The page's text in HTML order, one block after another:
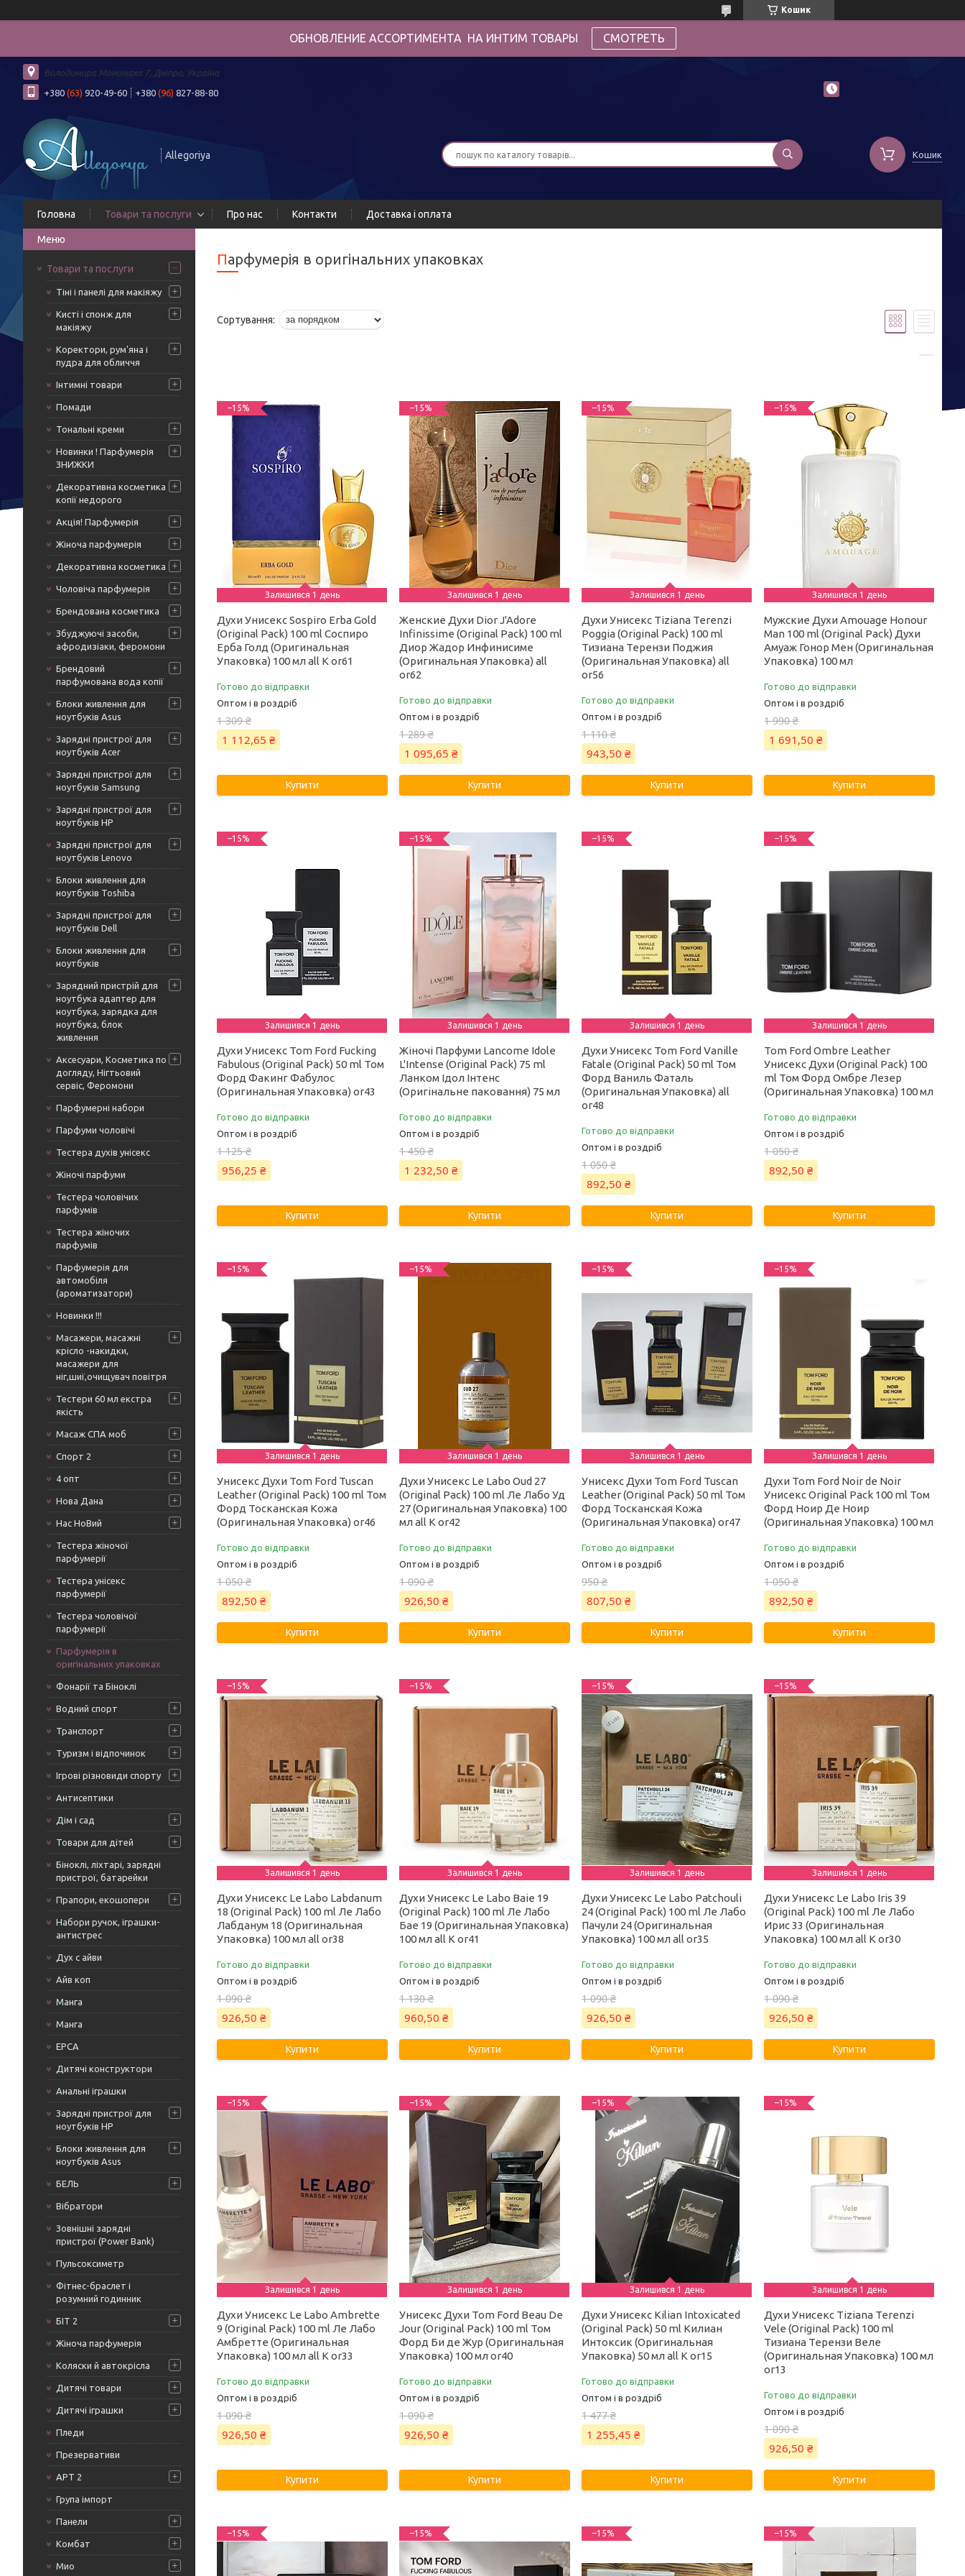
Кошик
ОБНОВЛЕНИЕ АССОРТИМЕНТА НА ИНТИМ ТОВАРЫ СМОТРЕТЬ
Володимира Мономаха 7, Дніпро, Україна
+380 (63) 920-49-60 +380 (96) 827-88-80
Allegoriya Кошик
Головна Товари та послуги Про нас Контакти Доставка і оплата
Товари та послуги
Тіні і панелі для макіяжу
Кисті і спонж для
макіяжу
Коректори, рум'яна і
пудра для обличчя
Інтимні товари
Помади
Тональні креми
Новинки ! Парфумерія
ЗНИЖКИ
Декоративна косметика
копії недорого
Акція! Парфумерія
Жіноча парфумерія
Декоративна косметика
Чоловіча парфумерія
Брендована косметика
Збуджуючі засоби,
афродизіаки, феромони
Брендовий
парфумована вода копії
Блоки живлення для
ноутбуків Asus
Зарядні пристрої для
ноутбуків Acer
Зарядні пристрої для
ноутбуків Samsung
Зарядні пристрої для
ноутбуків HP
Зарядні пристрої для
ноутбуків Lenovo
Блоки живлення для
ноутбуків Toshiba
Зарядні пристрої для
ноутбуків Dell
Блоки живлення для
ноутбуків
Зарядний пристрій для
ноутбука адаптер для
ноутбука, зарядка для
ноутбука, блок
живлення
Аксесуари, Косметика по
догляду, Нігтьовий
сервіс, Феромони
Парфумерні набори
Парфуми чоловічі
Тестера духів унісекс
Жіночі парфуми
Тестера чоловічих
парфумів
Тестера жіночих
парфумів
Парфумерія для
автомобіля
(ароматизатори)
Новинки !!!
Масажери, масажні
крісло -накидки,
масажери для
ніг,шиї,очищувач повітря
Тестери 60 мл екстра
якість
Масаж СПА моб
Спорт 2
4 опт
Нова Дана
Нас НоВий
Тестера жіночої
парфумерії
Тестера унісекс
парфумерії
Тестера чоловічої
парфумерії
Парфумерія в
оригінальних упаковках
Фонарії та Біноклі
Водний спорт
Транспорт
Туризм і відпочинок
Ігрові різновиди спорту
Антисептики
Дім і сад
Товари для дітей
Біноклі, ліхтарі, зарядні
пристрої, батарейки
Прапори, екошопери
Набори ручок, іграшки-
антистрес
Дух с айви
Айв коп
Манга
Манга
ЕРСА
Дитячі конструктори
Анальні іграшки
Зарядні пристрої для
ноутбуків HP
Блоки живлення для
ноутбуків Asus
БЕЛЬ
Вібратори
Зовнішні зарядні
пристрої (Power Bank)
Пульсоксиметр
Фітнес-браслет і
розумний годинник
БІТ 2
Жіноча парфумерія
Коляски й автокрісла
Дитячі товари
Дитячі іграшки
Пледи
Презервативи
АРТ 2
Група імпорт
Панели
Комбат
Мио
Парфумерія в оригінальних упаковках
–15%
Залишився 1 день
Духи Унисекс Sospiro Erba Gold
(Original Pack) 100 ml Соспиро
Ерба Голд (Оригинальная
Упаковка) 100 мл all К or61
Готово до відправки
Оптом і в роздріб
1 309 ₴
1 112,65 ₴
Купити
–15%
Залишився 1 день
Женские Духи Dior J'Adore
Infinissime (Original Pack) 100 ml
Диор Жадор Инфинисиме
(Оригинальная Упаковка) all
or62
Готово до відправки
Оптом і в роздріб
1 289 ₴
1 095,65 ₴
Купити
–15%
Залишився 1 день
Духи Унисекс Tiziana Terenzi
Poggia (Original Pack) 100 ml
Тизиана Терензи Поджия
(Оригинальная Упаковка) all
or56
Готово до відправки
Оптом і в роздріб
1 110 ₴
943,50 ₴
Купити
–15%
Залишився 1 день
Мужские Духи Amouage Honour
Man 100 ml (Original Pack) Духи
Амуаж Гонор Мен (Оригинальная
Упаковка) 100 мл
Готово до відправки
Оптом і в роздріб
1 990 ₴
1 691,50 ₴
Купити
–15%
Залишився 1 день
Духи Унисекс Tom Ford Fucking
Fabulous (Original Pack) 50 ml Том
Форд Факинг Фабулос
(Оригинальная Упаковка) or43
Готово до відправки
Оптом і в роздріб
1 125 ₴
956,25 ₴
Купити
–15%
Залишився 1 день
Жіночі Парфуми Lancome Idole
L'Intense (Original Pack) 75 ml
Ланком Ідол Інтенс
(Оригінальне паковання) 75 мл
Готово до відправки
Оптом і в роздріб
1 450 ₴
1 232,50 ₴
Купити
–15%
Залишився 1 день
Духи Унисекс Tom Ford Vanille
Fatale (Original Pack) 50 ml Том
Форд Ваниль Фаталь
(Оригинальная Упаковка) all
or48
Готово до відправки
Оптом і в роздріб
1 050 ₴
892,50 ₴
Купити
–15%
Залишився 1 день
Tom Ford Ombre Leather
Унисекс Духи (Original Pack) 100
ml Том Форд Омбре Лезер
(Оригинальная Упаковка) 100 мл
Готово до відправки
Оптом і в роздріб
1 050 ₴
892,50 ₴
Купити
–15%
Залишився 1 день
Унисекс Духи Tom Ford Tuscan
Leather (Original Pack) 100 ml Том
Форд Тосканская Кожа
(Оригинальная Упаковка) or46
Готово до відправки
Оптом і в роздріб
1 050 ₴
892,50 ₴
Купити
–15%
Залишився 1 день
Духи Унисекс Le Labo Oud 27
(Original Pack) 100 ml Ле Лабо Уд
27 (Оригинальная Упаковка) 100
мл all К or42
Готово до відправки
Оптом і в роздріб
1 090 ₴
926,50 ₴
Купити
–15%
Залишився 1 день
Унисекс Духи Tom Ford Tuscan
Leather (Original Pack) 50 ml Том
Форд Тосканская Кожа
(Оригинальная Упаковка) or47
Готово до відправки
Оптом і в роздріб
950 ₴
807,50 ₴
Купити
–15%
Залишився 1 день
Духи Tom Ford Noir de Noir
Унисекс Original Pack 100 ml Том
Форд Ноир Де Ноир
(Оригинальная Упаковка) 100 мл
Готово до відправки
Оптом і в роздріб
1 050 ₴
892,50 ₴
Купити
–15%
Залишився 1 день
Духи Унисекс Le Labo Labdanum
18 (Original Pack) 100 ml Ле Лабо
Лабданум 18 (Оригинальная
Упаковка) 100 мл all or38
Готово до відправки
Оптом і в роздріб
1 090 ₴
926,50 ₴
Купити
–15%
Залишився 1 день
Духи Унисекс Le Labo Baie 19
(Original Pack) 100 ml Ле Лабо
Бае 19 (Оригинальная Упаковка)
100 мл all К or41
Готово до відправки
Оптом і в роздріб
1 130 ₴
960,50 ₴
Купити
–15%
Залишився 1 день
Духи Унисекс Le Labo Patchouli
24 (Original Pack) 100 ml Ле Лабо
Пачули 24 (Оригинальная
Упаковка) 100 мл all or35
Готово до відправки
Оптом і в роздріб
1 090 ₴
926,50 ₴
Купити
–15%
Залишився 1 день
Духи Унисекс Le Labo Iris 39
(Original Pack) 100 ml Ле Лабо
Ирис 33 (Оригинальная
Упаковка) 100 мл all К or30
Готово до відправки
Оптом і в роздріб
1 090 ₴
926,50 ₴
Купити
–15%
Залишився 1 день
Духи Унисекс Le Labo Ambrette
9 (Original Pack) 100 ml Ле Лабо
Амбретте (Оригинальная
Упаковка) 100 мл all К or33
Готово до відправки
Оптом і в роздріб
1 090 ₴
926,50 ₴
Купити
–15%
Залишився 1 день
Унисекс Духи Tom Ford Beau De
Jour (Original Pack) 100 ml Том
Форд Би де Жур (Оригинальная
Упаковка) 100 мл or40
Готово до відправки
Оптом і в роздріб
1 090 ₴
926,50 ₴
Купити
–15%
Залишився 1 день
Духи Унисекс Kilian Intoxicated
(Original Pack) 50 ml Килиан
Интоксик (Оригинальная
Упаковка) 50 мл all К or15
Готово до відправки
Оптом і в роздріб
1 477 ₴
1 255,45 ₴
Купити
–15%
Залишився 1 день
Духи Унисекс Tiziana Terenzi
Vele (Original Pack) 100 ml
Тизиана Терензи Веле
(Оригинальная Упаковка) 100 мл
or13
Готово до відправки
Оптом і в роздріб
1 090 ₴
926,50 ₴
Купити
–15% –15% –15% –15%